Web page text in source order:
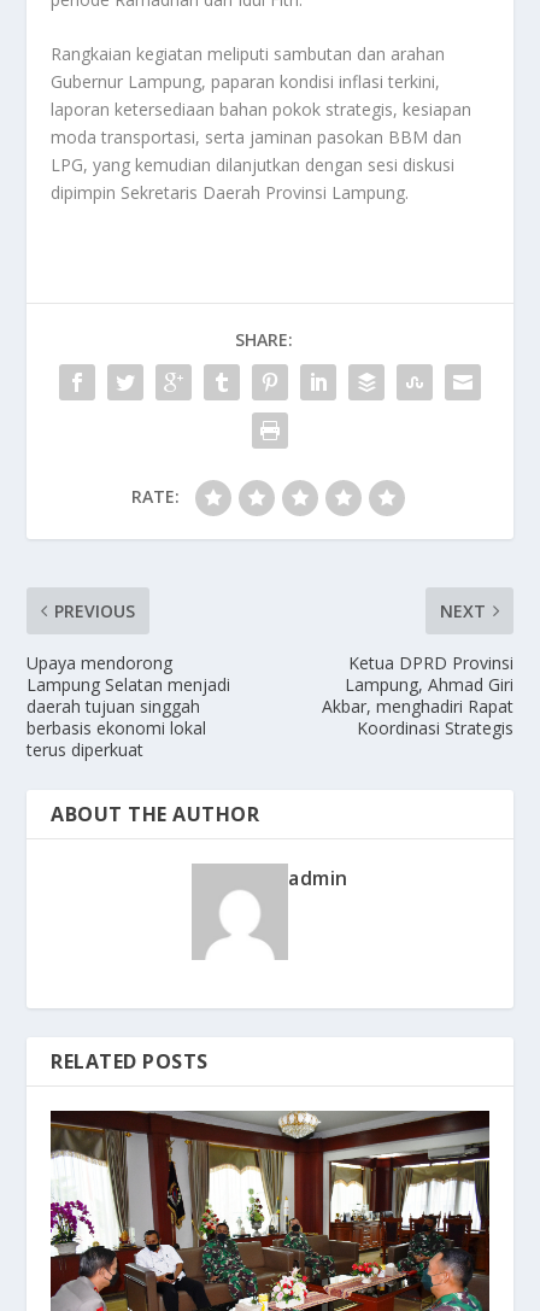
Rangkaian kegiatan meliputi sambutan dan arahan
Gubernur Lampung, paparan kondisi inflasi terkini,
laporan ketersediaan bahan pokok strategis, kesiapan
moda transportasi, serta jaminan pasokan BBM dan
LPG, yang kemudian dilanjutkan dengan sesi diskusi
dipimpin Sekretaris Daerah Provinsi Lampung.
SHARE:
RATE:
PREVIOUS
Upaya mendorong
Lampung Selatan menjadi
daerah tujuan singgah
berbasis ekonomi lokal
terus diperkuat
NEXT
Ketua DPRD Provinsi
Lampung, Ahmad Giri
Akbar, menghadiri Rapat
Koordinasi Strategis
ABOUT THE AUTHOR
admin
RELATED POSTS